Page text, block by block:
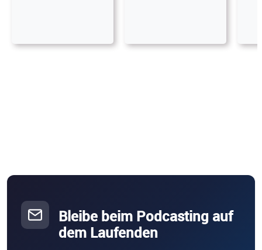
Bleibe beim Podcasting auf
dem Laufenden